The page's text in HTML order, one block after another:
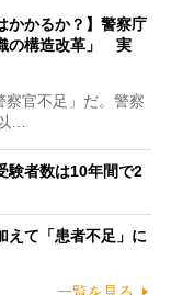
かかるか？】警察庁
の構造改革」 実
官不足」だ。警察
…
験者数は10年間で2
えて「患者不足」に